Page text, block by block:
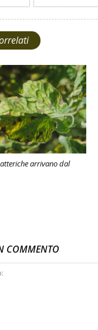
arrivano dal
COMMENTO